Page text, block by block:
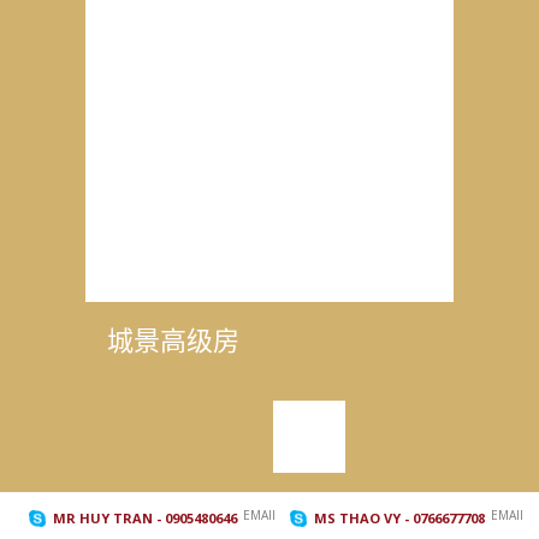
城景高级房
MR HUY TRAN - 0905480646 EMAIL_TO MS THAO VY - 0766677708